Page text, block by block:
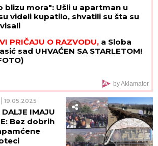
blizu mora": Ušli u apartman u
videli kupatilo, shvatili su šta su
PRIČAJU O RAZVODU, a Sloba
sad UHVAĆEN SA STARLETOM!
by Aklamator
19.05.2025
IMAJU
Bez dobrih